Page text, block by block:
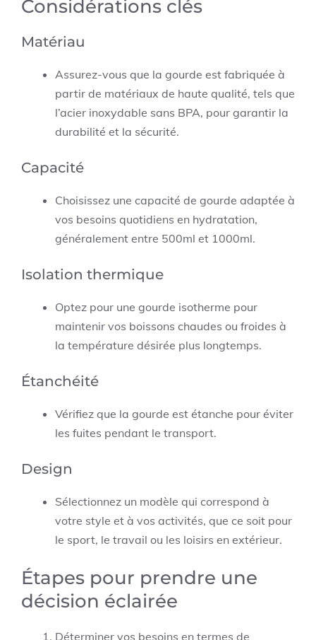
Considérations clés
Matériau
Assurez-vous que la gourde est fabriquée à
partir de matériaux de haute qualité, tels que
l’acier inoxydable sans BPA, pour garantir la
durabilité et la sécurité.
Capacité
Choisissez une capacité de gourde adaptée à
vos besoins quotidiens en hydratation,
généralement entre 500ml et 1000ml.
Isolation thermique
Optez pour une gourde isotherme pour
maintenir vos boissons chaudes ou froides à
la température désirée plus longtemps.
Étanchéité
Vérifiez que la gourde est étanche pour éviter
les fuites pendant le transport.
Design
Sélectionnez un modèle qui correspond à
votre style et à vos activités, que ce soit pour
le sport, le travail ou les loisirs en extérieur.
Étapes pour prendre une
décision éclairée
Déterminer vos besoins en termes de